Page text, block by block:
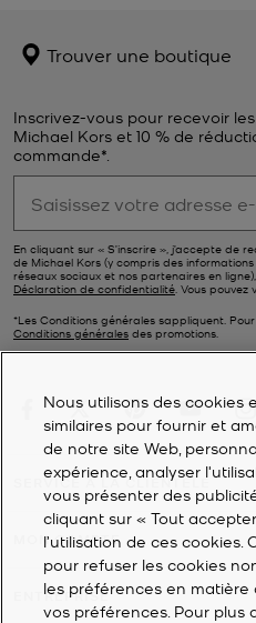
Trouver une boutique
Inscrivez-vous pour recevoir
Michael Kors et 10 % de
commande*.
En cliquant sur « S’inscrire », j’accepte de
de Michael Kors (y compris des
réseaux sociaux et nos partenaires en
Déclaration de confidentialité. Vous pouvez
*Les Conditions générales sappliquent.
Conditions générales des promotions.
SERVICE À LA CLIENTÈLE
MON COMPTE
ENTREPRISE
Nous utilisons des cookies
similaires pour fournir et
de notre site Web,
expérience, analyser
vous présenter des
cliquant sur « Tout
l’utilisation de ces cookies.
pour refuser les cookies
les préférences en
vos préférences. Pour plus